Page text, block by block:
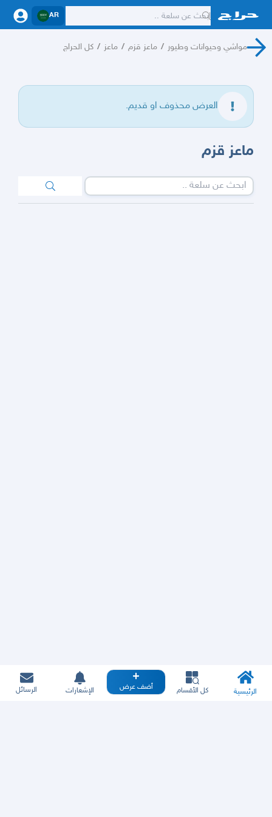
AR
مواشي وحيوانات وطيور / ماعز قزم / ماعز / كل الحراج
العرض محذوف او قديم.
ماعز قزم
الرئيسية كل الأقسام أضف عرض الإشعارات الرسائل